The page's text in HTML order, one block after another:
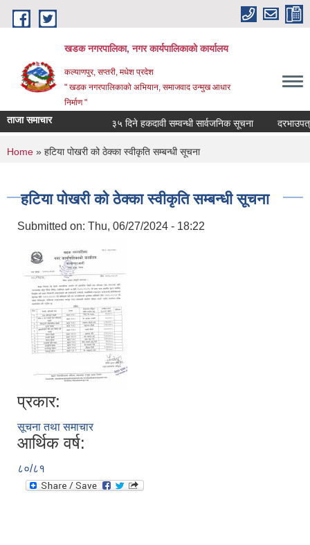
Skip to main content
खडक नगरपालिका, नगर कार्यपालिकाकाे कार्यालय
कल्याणपुर, सप्तरी, मधेश प्रदेश
" खडक नगरपालिकाको अभियान, समाजवाद उन्मुख आधार
निर्माण "
ताजा समाचार ३५ दिने हकदावी सम्वन्धी सार्वजनिक सूचना
You are here
Home » हटिया पोखरी को ठेक्का स्वीकृति सम्बन्धी सूचना
हटिया पोखरी को ठेक्का स्वीकृति सम्बन्धी सूचना
Submitted on: Thu, 06/27/2024 - 18:22
प्रकार:
सूचना तथा समाचार
आर्थिक वर्ष:
८०/८१